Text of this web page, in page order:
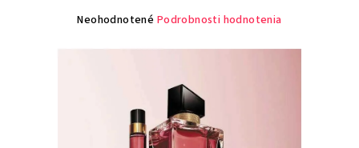
Priemerné
produktu
hviezdičiek.
Neohodnotené Podrobnosti hodnotenia